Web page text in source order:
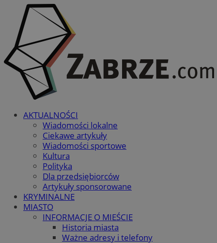
AKTUALNOŚCI
Wiadomości lokalne
Ciekawe artykuły
Wiadomości sportowe
Kultura
Polityka
Dla przedsiębiorców
Artykuły sponsorowane
KRYMINALNE
MIASTO
INFORMACJE O MIEŚCIE
Historia miasta
Ważne adresy i telefony